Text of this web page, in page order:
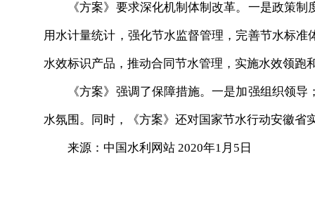
《方案》要求深化机制体制改革。一是政策制
用水计量统计，强化节水监督管理，完善节水标
水效标识产品，推动合同节水管理，实施水效领跑
《方案》强调了保障措施。一是加强组织领导
水氛围。同时，《方案》还对国家节水行动安徽省
来源：中国水利网站 2020年1月5日